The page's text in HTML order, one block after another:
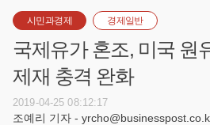
시민과경제 경제일반
국제유가 혼조, 미국 원
제재 충격 완화
2019-04-25 08:12:17
조예리 기자 -